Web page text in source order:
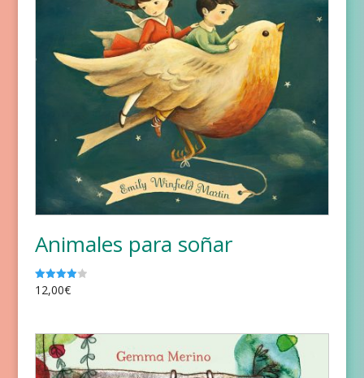
Animales para soñar
Valorado
con
12,00€